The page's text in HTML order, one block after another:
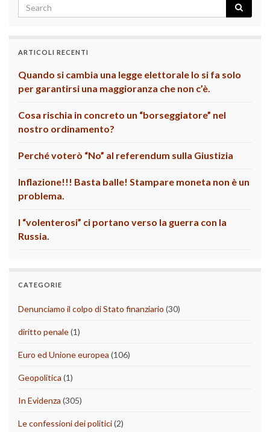
ARTICOLI RECENTI
Quando si cambia una legge elettorale lo si fa solo
per garantirsi una maggioranza che non c’è.
Cosa rischia in concreto un “borseggiatore” nel
nostro ordinamento?
Perché voterò “No” al referendum sulla Giustizia
Inflazione!!! Basta balle! Stampare moneta non è un
problema.
I “volenterosi” ci portano verso la guerra con la
Russia.
CATEGORIE
Denunciamo il colpo di Stato finanziario (30)
diritto penale(1)
Euro ed Unione europea (106)
Geopolitica (1)
In Evidenza (305)
Le confessioni dei politici(2)